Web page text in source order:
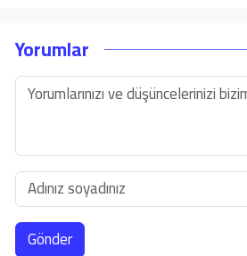
Yorumlar
Gönder